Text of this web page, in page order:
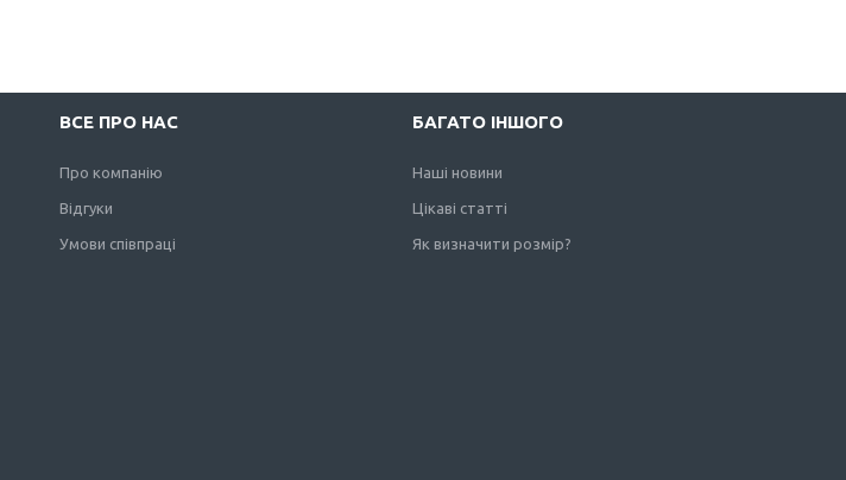
ВСЕ ПРО НАС
Про компанію
Відгуки
Умови співпраці
БАГАТО ІНШОГО
Наші новини
Цікаві статті
Як визначити розмір?